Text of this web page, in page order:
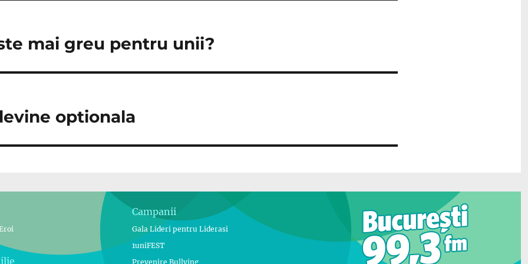
mai greu pentru unii?
optionala
Campanii
Gala Lideri pentru Liderasi
1uniFEST
Prevenire Bullying